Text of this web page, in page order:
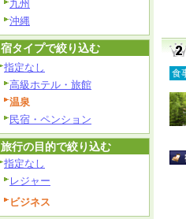
食
九州
沖縄
宿タイプで絞り込む
指定なし
高級ホテル・旅館
温泉
民宿・ペンション
旅行の目的で絞り込む
指定なし
レジャー
ビジネス